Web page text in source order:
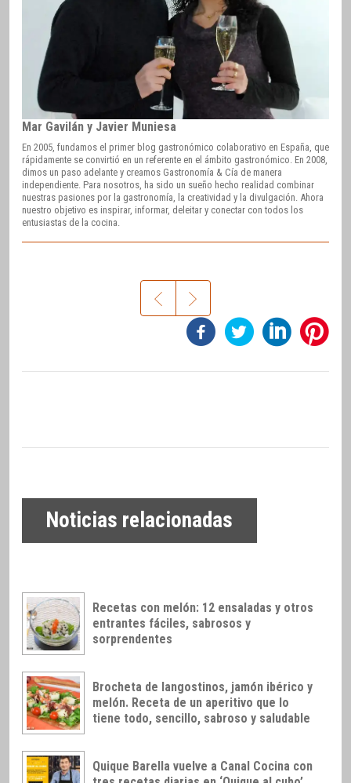
Mar Gavilán y Javier Muniesa
En 2005, fundamos el primer blog gastronómico colaborativo en España, que
rápidamente se convirtió en un referente en el ámbito gastronómico. En 2008,
dimos un paso adelante y creamos Gastronomía & Cía de manera
independiente. Para nosotros, ha sido un sueño hecho realidad combinar
nuestras pasiones por la gastronomía, la creatividad y la divulgación. Ahora
nuestro objetivo es inspirar, informar, deleitar y conectar con todos los
entusiastas de la cocina.
Noticias relacionadas
Recetas con melón: 12 ensaladas y otros
entrantes fáciles, sabrosos y
sorprendentes
Brocheta de langostinos, jamón ibérico y
melón. Receta de un aperitivo que lo
tiene todo, sencillo, sabroso y saludable
Quique Barella vuelve a Canal Cocina con